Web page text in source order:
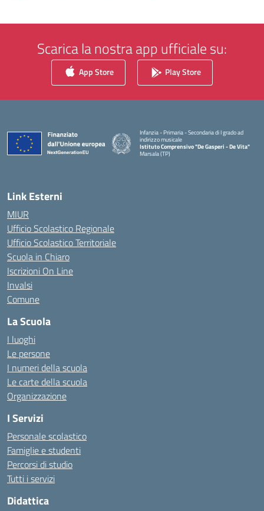
Scarica la nostra app ufficiale su:
App Store Play Store
Infanzia - Primaria - Secondaria di I grado ad
indirizzo musicale
Istituto Comprensivo "De Gasperi - De Vita"
Marsala (TP)
Link Esterni
MIUR
Ufficio Scolastico Regionale
Ufficio Scolastico Territoriale
Scuola in Chiaro
Iscrizioni On Line
Invalsi
Comune
La Scuola
I luoghi
Le persone
I numeri della scuola
Le carte della scuola
Organizzazione
I Servizi
Personale scolastico
Famiglie e studenti
Percorsi di studio
Tutti i servizi
Didattica